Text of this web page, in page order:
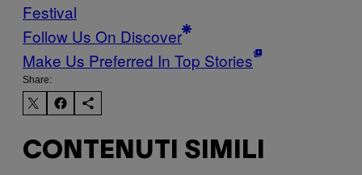
Festival
Follow Us On Discover
Make Us Preferred In Top Stories
Share:
CONTENUTI SIMILI